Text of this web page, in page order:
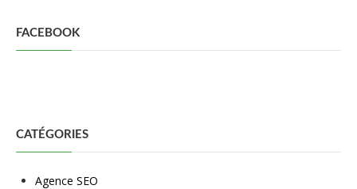
FACEBOOK
CATÉGORIES
Agence SEO